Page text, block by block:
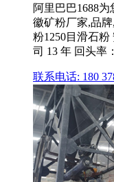
阿里巴巴1688
徽矿粉厂家,品
粉1250目滑石
司 13 年 回头率
联系电话: 180